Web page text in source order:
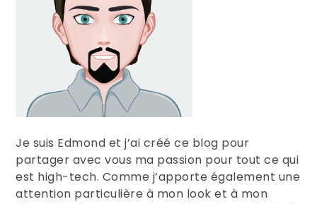
Je suis Edmond et j’ai créé ce blog pour
partager avec vous ma passion pour tout ce qui
est high-tech. Comme j’apporte également une
attention particulière à mon look et à mon